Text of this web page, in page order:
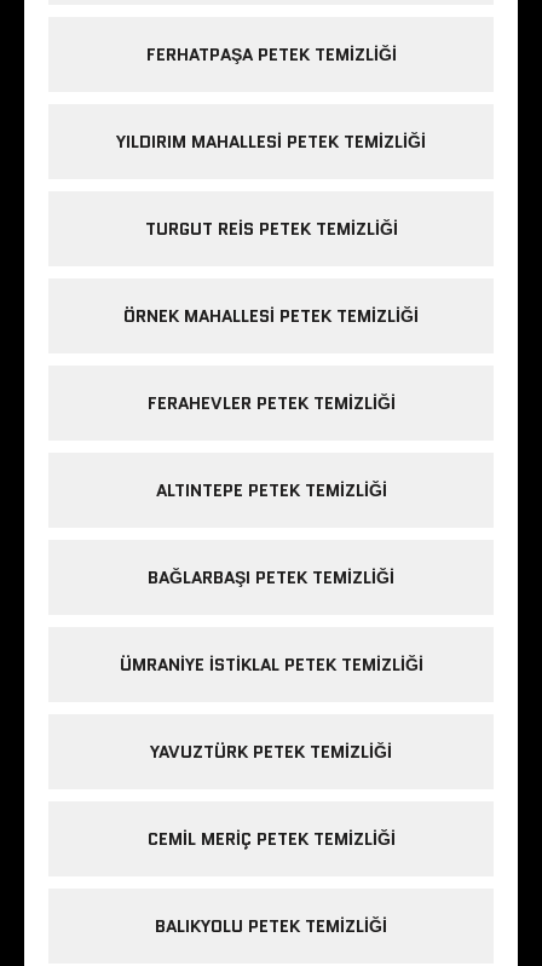
FERHATPAŞA PETEK TEMIZLIĞI
YILDIRIM MAHALLESI PETEK TEMIZLIĞI
TURGUT REIS PETEK TEMIZLIĞI
ÖRNEK MAHALLESI PETEK TEMIZLIĞI
FERAHEVLER PETEK TEMIZLIĞI
ALTINTEPE PETEK TEMIZLIĞI
BAĞLARBAŞI PETEK TEMIZLIĞI
ÜMRANIYE ISTIKLAL PETEK TEMIZLIĞI
YAVUZTÜRK PETEK TEMIZLIĞI
CEMIL MERIÇ PETEK TEMIZLIĞI
BALIKYOLU PETEK TEMIZLIĞI